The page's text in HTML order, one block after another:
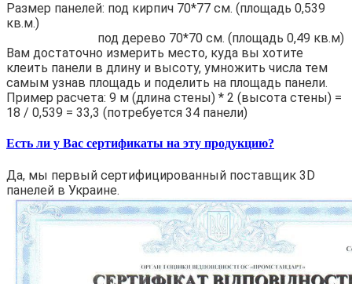
Размер панелей: под кирпич 70*77 см. (площадь 0,539
кв.м.)
под дерево 70*70 см. (площадь 0,49 кв.м)
Вам достаточно измерить место, куда вы хотите
клеить панели в длину и высоту, умножить числа тем
самым узнав площадь и поделить на площадь панели.
Пример расчета: 9 м (длина стены) * 2 (высота стены) =
18 / 0,539 = 33,3 (потребуется 34 панели)
Есть ли у Вас сертификаты на эту продукцию?
Да, мы первый сертифицированный поставщик 3D
панелей в Украине.